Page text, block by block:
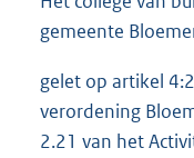
gemeente
gelet op artikel
verordening
2.21 van het